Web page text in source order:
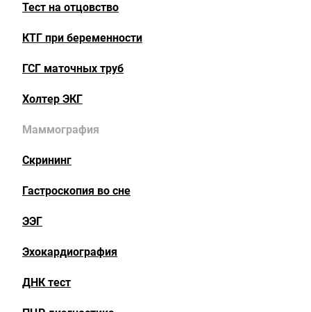
Тест на отцовство
КТГ при беременности
ГСГ маточных труб
Холтер ЭКГ
Маммография
Скрининг
Гастроскопия во сне
ЭЭГ
Эхокардиография
ДНК тест